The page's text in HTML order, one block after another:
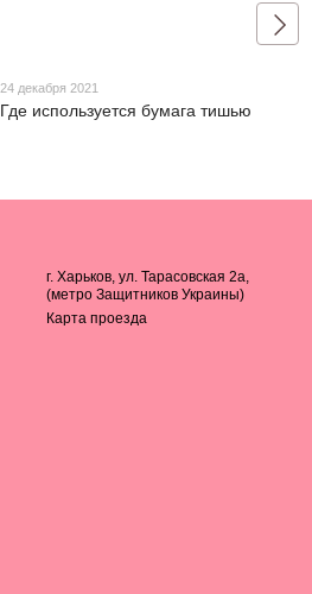
24 декабря 2021
Где используется бумага тишью
г. Харьков, ул. Тарасовская 2а,
(метро Защитников Украины)
Карта проезда